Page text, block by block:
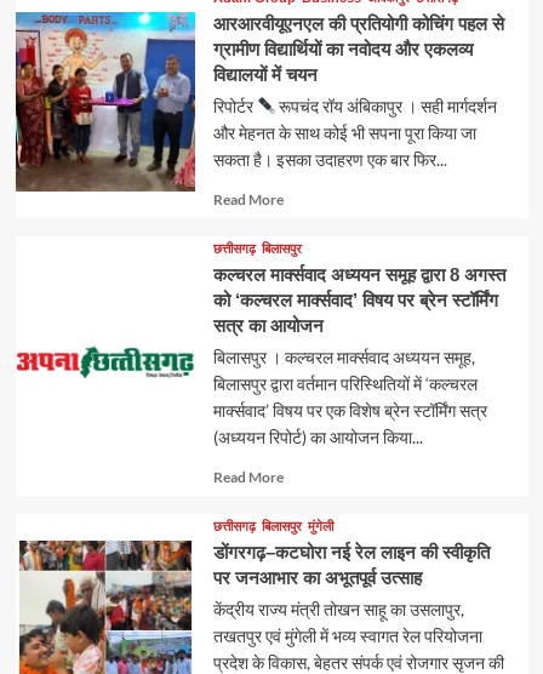
आरआरवीयूएनएल की प्रतियोगी कोचिंग पहल से
ग्रामीण विद्यार्थियों का नवोदय और एकलव्य
विद्यालयों में चयन
रिपोर्टर
रूपचंद रॉय अंबिकापुर । सही मार्गदर्शन
और मेहनत के साथ कोई भी सपना पूरा किया जा
सकता है। इसका उदाहरण एक बार फिर...
Read MoreRead
about
छत्तीसगढ़ बिलासपुर
कल्चरल मार्क्सवाद अध्ययन समूह द्वारा 8 अगस्त
को ‘कल्चरल मार्क्सवाद’ विषय पर ब्रेन स्टॉर्मिंग
सत्र का आयोजन
बिलासपुर । कल्चरल मार्क्सवाद अध्ययन समूह,
बिलासपुर द्वारा वर्तमान परिस्थितियों में ‘कल्चरल
मार्क्सवाद’ विषय पर एक विशेष ब्रेन स्टॉर्मिंग सत्र
(अध्ययन रिपोर्ट) का आयोजन किया...
Read MoreRead
about
छत्तीसगढ़ बिलासपुर मुंगेली
डोंगरगढ़–कटघोरा नई रेल लाइन की स्वीकृति
पर जनआभार का अभूतपूर्व उत्साह
केंद्रीय राज्य मंत्री तोखन साहू का उसलापुर,
तखतपुर एवं मुंगेली में भव्य स्वागत रेल परियोजना
प्रदेश के विकास, बेहतर संपर्क एवं रोजगार सृजन की